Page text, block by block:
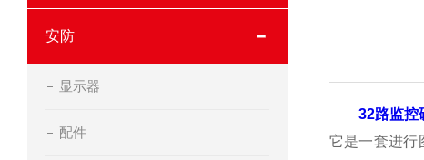
安防
显示器
配件
32路监控
它是一套进行